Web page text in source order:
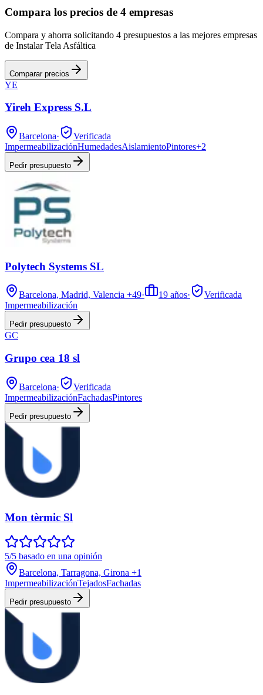
Compara los precios de 4 empresas
Compara y ahorra solicitando 4 presupuestos a las mejores empresas
de Instalar Tela Asfáltica
Comparar precios
YE
Yireh Express S.L
Barcelona·
Verificada
ImpermeabilizaciónHumedadesAislamientoPintores+2
Pedir presupuesto
Polytech Systems SL
Barcelona, Madrid, Valencia +49· 19 años·
Verificada
Impermeabilización
Pedir presupuesto
GC
Grupo cea 18 sl
Barcelona·
Verificada
ImpermeabilizaciónFachadasPintores
Pedir presupuesto
Mon tèrmic Sl
5/5 basado en una opinión
Barcelona, Tarragona, Girona +1
ImpermeabilizaciónTejadosFachadas
Pedir presupuesto